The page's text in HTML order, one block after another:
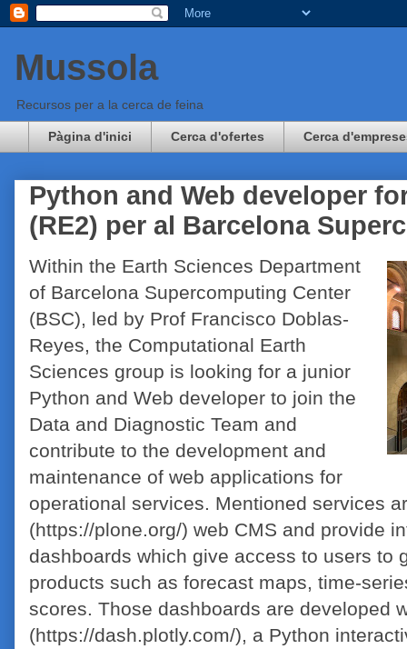
Mussola
Recursos per a la cerca de feina
Pàgina d'inici Cerca d'ofertes Cerca
Python and Web developer
(RE2) per al Barcelona
Within the Earth Sciences Department
of Barcelona Supercomputing Center
(BSC), led by Prof Francisco Doblas-
Reyes, the Computational Earth
Sciences group is looking for a junior
Python and Web developer to join the
Data and Diagnostic Team and
contribute to the development and
maintenance of web applications for
operational services. Mentioned services
(https://plone.org/) web CMS and provide
dashboards which give access to users to
products such as forecast maps, time-
scores. Those dashboards are developed
(https://dash.plotly.com/), a Python